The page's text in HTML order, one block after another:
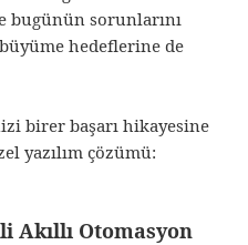
bugünün sorunlarını
hedeflerine de
birer başarı hikayesine
yazılım çözümü:
Akıllı Otomasyon